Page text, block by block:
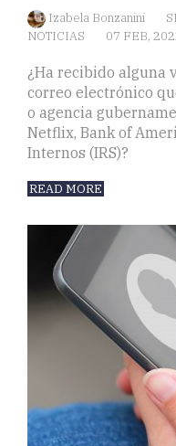
Izabela Bonzanini
NOTICIAS
07 FEB,
¿Ha recibido alguna
correo electrónico
o agencia
Netflix, Bank of
Internos (IRS)?
READ MORE